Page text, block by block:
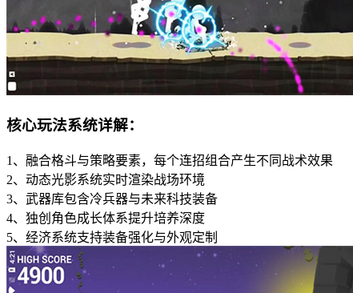
核心玩法系统详解：
1、融合格斗与策略要素，每个连招组合产生不同战术效果
2、动态光影系统实时渲染战场环境
3、武器库包含冷兵器与未来科技装备
4、独创角色成长体系提升培养深度
5、经济系统支持装备强化与外观定制